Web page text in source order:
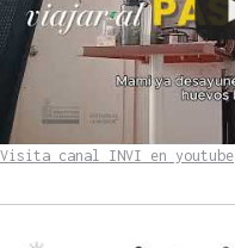
Visita canal INVI en youtube